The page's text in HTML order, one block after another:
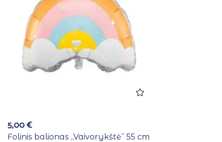
5,00€
Folinis balionas ,,Vaivorykštė” 55 cm